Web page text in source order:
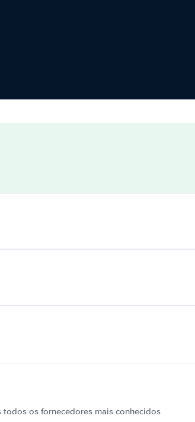
todos os fornecedores mais conhecidos